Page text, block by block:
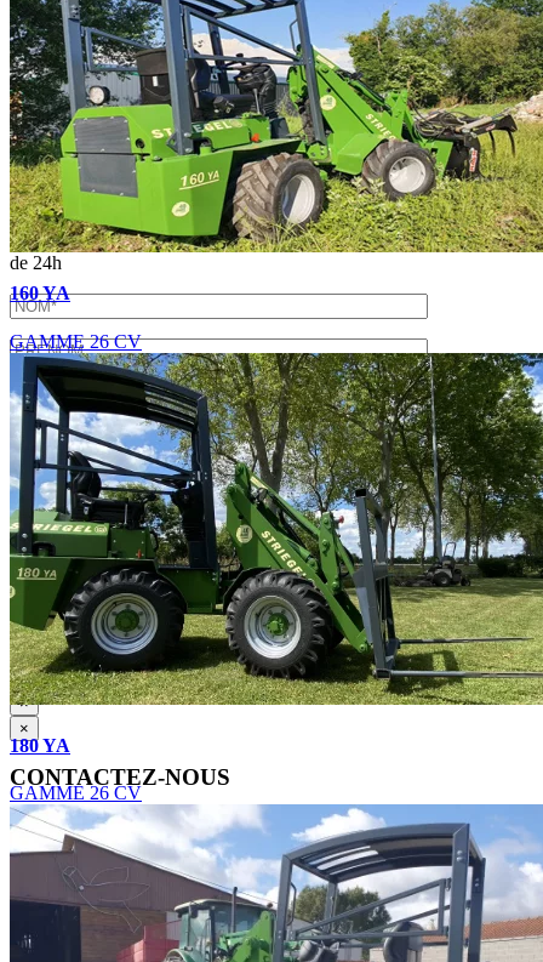
160 YA
GAMME 26 CV
180 YA
GAMME 26 CV
Aller en haut
×
Télécharger la plaquette
Merci de nous transmettre vos coordonnées afin d'échanger plus
précisément sur vos besoins. Nous vous rappellerons dans un délai
de 24h
En soumettant ce formulaire, j'accepte que les informations
saisies soient exploitées dans le cadre de la demande de devis et de
la relation commerciale qui peut en découler.
Pour connaître et exercer vos droits, notamment de retrait de votre
consentement à l'utilisation des données collectées par ce formulaire,
veuillez consulter notrepolitique de confidentialité.
×
×
CONTACTEZ-NOUS